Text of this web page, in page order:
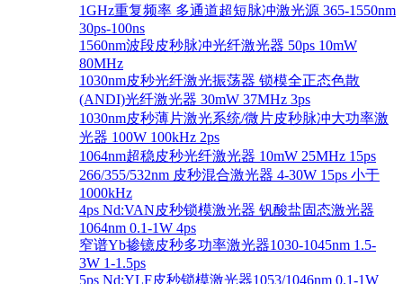
1GHz重复频率 多通道超短脉冲激光源 365-1550nm
30ps-100ns
1560nm波段皮秒脉冲光纤激光器 50ps 10mW
80MHz
1030nm皮秒光纤激光振荡器 锁模全正态色散
(ANDI)光纤激光器 30mW 37MHz 3ps
1030nm皮秒薄片激光系统/微片皮秒脉冲大功率激
光器 100W 100kHz 2ps
1064nm超稳皮秒光纤激光器 10mW 25MHz 15ps
266/355/532nm 皮秒混合激光器 4-30W 15ps 小于
1000kHz
4ps Nd:VAN皮秒锁模激光器 钒酸盐固态激光器
1064nm 0.1-1W 4ps
窄谱Yb掺镱皮秒多功率激光器1030-1045nm 1.5-
3W 1-1.5ps
5ps Nd:YLF皮秒锁模激光器1053/1046nm 0.1-1W